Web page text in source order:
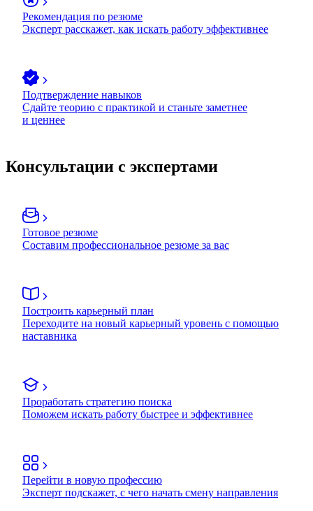
Рекомендация по резюме
Эксперт расскажет, как искать работу эффективнее
Подтверждение навыков
Сдайте теорию с практикой и станьте заметнее
и ценнее
Консультации с экспертами
Готовое резюме
Составим профессиональное резюме за вас
Построить карьерный план
Переходите на новый карьерный уровень с помощью
наставника
Проработать стратегию поиска
Поможем искать работу быстрее и эффективнее
Перейти в новую профессию
Эксперт подскажет, с чего начать смену направления